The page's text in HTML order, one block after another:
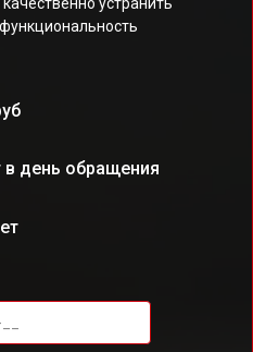
в день обращения